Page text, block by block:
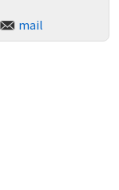
mail